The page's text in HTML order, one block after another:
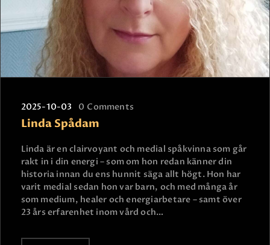
2025-10-03 0 Comments
Linda Spådam
Linda är en clairvoyant och medial spåkvinna som går
rakt in i din energi – som om hon redan känner din
historia innan du ens hunnit säga allt högt. Hon har
varit medial sedan hon var barn, och med många år
som medium, healer och energiarbetare – samt över
23 års erfarenhet inom vård och…